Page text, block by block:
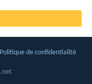
Politique de confidentialité